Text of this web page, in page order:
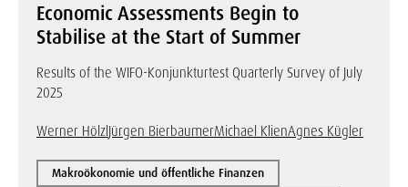
Economic Assessments Begin to
Stabilise at the Start of Summer
Results of the WIFO-Konjunkturtest Quarterly Survey of July
2025
Werner HölzlJürgen BierbaumerMichael KlienAgnes Kügler
Makroökonomie und öffentliche Finanzen